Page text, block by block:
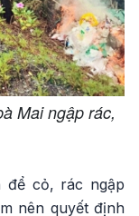
Mai ngập rác,
để cỏ, rác ngập
nên quyết định